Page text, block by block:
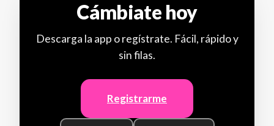
Cámbiate hoy
Descarga la app o regístrate. Fácil, rápido y
sin filas.
Registrarme